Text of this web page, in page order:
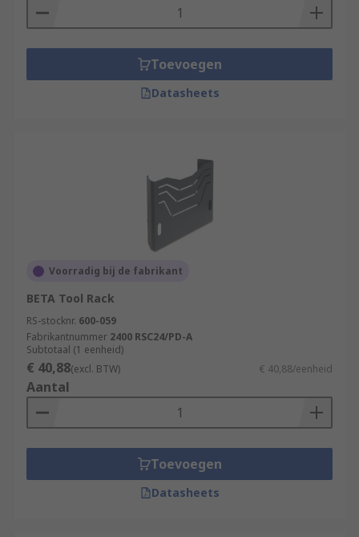
Toevoegen
Datasheets
Voorradig bij de fabrikant
BETA Tool Rack
RS-stocknr. 600-059
Fabrikantnummer 2400 RSC24/PD-A
Subtotaal (1 eenheid)
€ 40,88(excl. BTW) € 40,88/eenheid
Aantal
Toevoegen
Datasheets